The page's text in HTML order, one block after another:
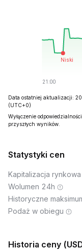
Data ostatniej aktualizacji:
(UTC+0)
Wyłączenie
przyszłych wyników.
Statystyki cen
Kapitalizacja rynkowa
Wolumen 24h
Historyczne
Podaż w obiegu
Historia ceny